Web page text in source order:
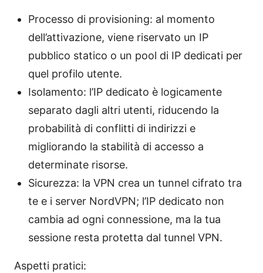
Processo di provisioning: al momento
dell’attivazione, viene riservato un IP
pubblico statico o un pool di IP dedicati per
quel profilo utente.
Isolamento: l’IP dedicato è logicamente
separato dagli altri utenti, riducendo la
probabilità di conflitti di indirizzi e
migliorando la stabilità di accesso a
determinate risorse.
Sicurezza: la VPN crea un tunnel cifrato tra
te e i server NordVPN; l’IP dedicato non
cambia ad ogni connessione, ma la tua
sessione resta protetta dal tunnel VPN.
Aspetti pratici: